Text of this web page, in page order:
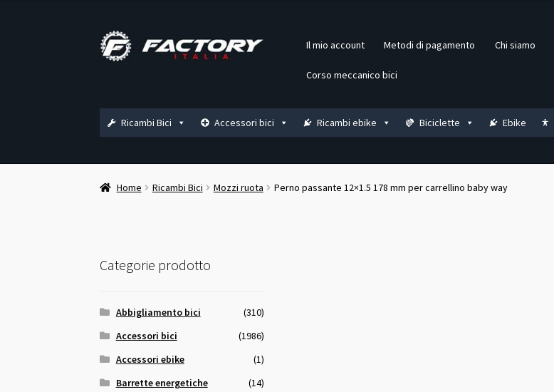
Vai
alla
Vai
al
Il mio account Metodi di pagamento Chi siamo
Corso meccanico bici
Ricambi Bici Accessori bici Ricambi ebike Biciclette Ebike
Home Ricambi Bici Mozzi ruota Perno passante 12×1.5 178 mm per carrellino baby way
Categorie prodotto
Abbigliamento bici
(310)
Accessori bici
(1986)
Accessori ebike
(1)
Barrette energetiche
(14)
20,00 €.19,00 €.